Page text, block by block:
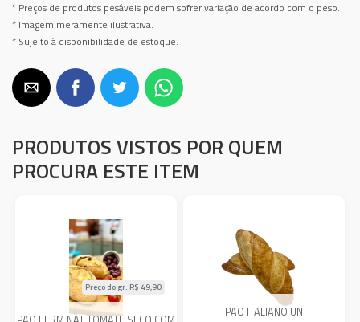
* Preços de produtos pesáveis podem sofrer variação de acordo com o peso.
* Imagem meramente ilustrativa.
* Sujeito à disponibilidade de estoque.
PRODUTOS VISTOS POR QUEM
PROCURA ESTE ITEM
Preço do gr: R$ 49,90
PAO ITALIANO UN